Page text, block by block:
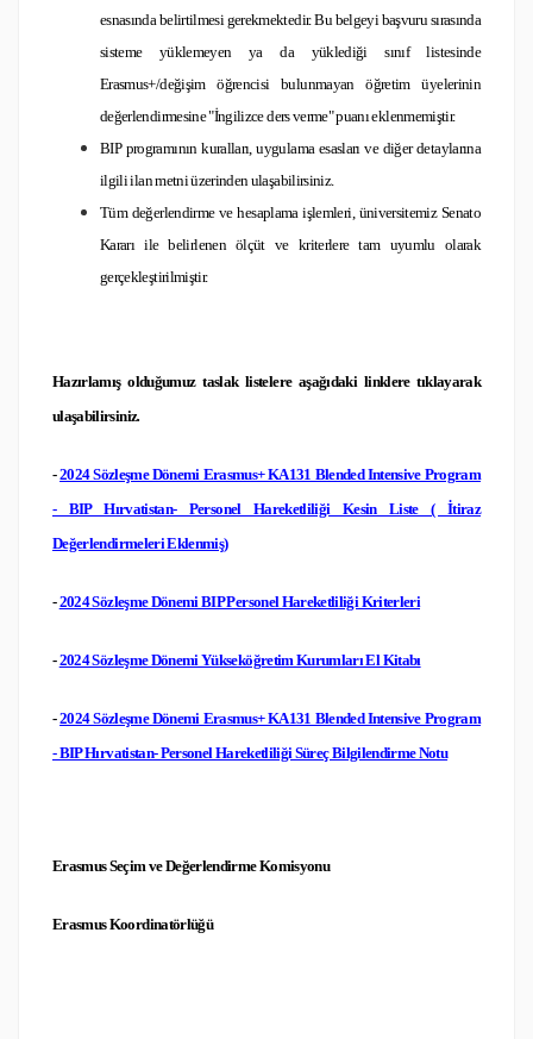
esnasında belirtilmesi gerekmektedir. Bu belgeyi başvuru sırasında
sisteme yüklemeyen ya da yüklediği sınıf listesinde
Erasmus+/değişim öğrencisi bulunmayan öğretim üyelerinin
değerlendirmesine "İngilizce ders verme" puanı eklenmemiştir.
BIP programının kuralları, uygulama esasları ve diğer detaylarına
ilgili ilan metni üzerinden ulaşabilirsiniz.
Tüm değerlendirme ve hesaplama işlemleri, üniversitemiz Senato
Kararı ile belirlenen ölçüt ve kriterlere tam uyumlu olarak
gerçekleştirilmiştir.
Hazırlamış olduğumuz taslak listelere aşağıdaki linklere tıklayarak
ulaşabilirsiniz.
-2024 Sözleşme Dönemi Erasmus+ KA131 Blended Intensive Program
- BIP Hırvatistan- Personel Hareketliliği Kesin Liste ( İtiraz
Değerlendirmeleri Eklenmiş)
-2024 Sözleşme Dönemi BIP Personel Hareketliliği Kriterleri
-2024 Sözleşme Dönemi Yükseköğretim Kurumları El Kitabı
-2024 Sözleşme Dönemi Erasmus+ KA131 Blended Intensive Program
- BIP Hırvatistan- Personel Hareketliliği Süreç Bilgilendirme Notu
Erasmus Seçim ve Değerlendirme Komisyonu
Erasmus Koordinatörlüğü